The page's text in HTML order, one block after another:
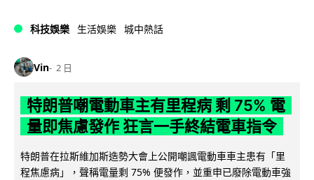
科技娛樂 生活娛樂 城中熱話
Vin 2 日
特朗普嘲電動車主有里程病 剩 75% 電
量即焦慮發作 狂言一手終結電車指令
特朗普在拉斯維加斯造勢大會上公開嘲諷電動車車主患有「里
程焦慮病」，聲稱電量剩 75% 便發作，並重申已廢除電動車強